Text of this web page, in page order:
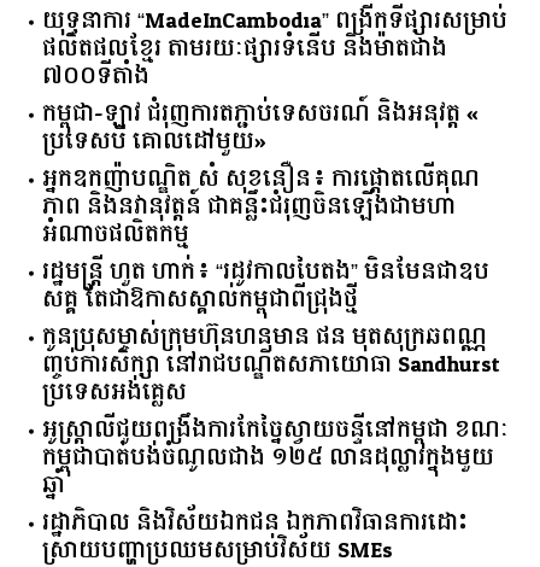
យុទ្ធនាការ “MadeInCambodia” ពង្រីកទីផ្សារសម្រាប់
ផលិតផលខ្មែរ តាមរយៈផ្សារទំនើប និងម៉ាតជាង
៧០០ទីតាំង
កម្ពុជា​-​ឡាវ ​ជំរុញ​ការ​តភ្ជាប់​ទេសចរណ៍​ ​និង​អនុវត្ត​ ​«​
ប្រទេស​បី ​គោលដៅ​មួយ​»
អ្នកឧកញ៉ាបណ្ឌិត សំ សុខនឿន៖ ការផ្តោតលើគុណ
ភាព និងនវានុវត្តន៍ ជាគន្លឹះជំរុញចិនឡើងជាមហា
អំណាចផលិតកម្ម
រដ្ឋមន្ត្រី ហួត ហាក់៖ “រដូវកាលបៃតង” មិនមែនជាឧប
សគ្គ តែជាឱកាសស្គាល់កម្ពុជាពីជ្រុងថ្មី
កូនប្រុសម្ចាស់ក្រុមហ៊ុនហនុមាន ផន មុតសុក្រឆពណ្ណ
ញ្ចប់ការសិក្សា នៅរាជបណ្ឌិតសភាយោធា Sandhurst
ប្រទេសអង់គ្លេស
អូស្ត្រាលី​ជួយ​ពង្រឹង​ការ​កែច្នៃ​ស្វាយចន្ទី​នៅ​កម្ពុជា​ ​ខណៈ​
កម្ពុជា​បាត់បង់​ចំណូល​ជាង​ ​១២៥​ ​លាន​ដុល្លារ​ក្នុង​មួយ​
ឆ្នាំ​
រដ្ឋាភិបាល​ ​និង​វិស័យ​ឯកជន ​ឯកភាព​វិធានការ​ដោះ
ស្រាយ​បញ្ហា​ប្រឈម​​សម្រាប់​វិស័យ​ ​SMEs​